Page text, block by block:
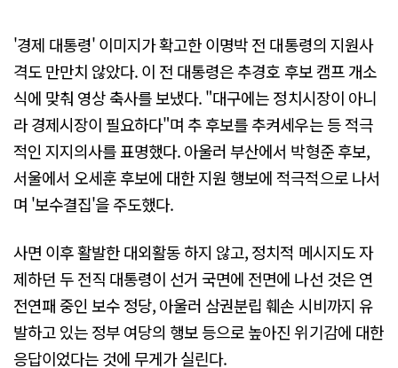
'경제 대통령' 이미지가 확고한 이명박 전 대통령의 지원사
격도 만만치 않았다. 이 전 대통령은 추경호 후보 캠프 개소
식에 맞춰 영상 축사를 보냈다. "대구에는 정치시장이 아니
라 경제시장이 필요하다"며 추 후보를 추켜세우는 등 적극
적인 지지의사를 표명했다. 아울러 부산에서 박형준 후보,
서울에서 오세훈 후보에 대한 지원 행보에 적극적으로 나서
며 '보수결집'을 주도했다.
사면 이후 활발한 대외활동 하지 않고, 정치적 메시지도 자
제하던 두 전직 대통령이 선거 국면에 전면에 나선 것은 연
전연패 중인 보수 정당, 아울러 삼권분립 훼손 시비까지 유
발하고 있는 정부 여당의 행보 등으로 높아진 위기감에 대한
응답이었다는 것에 무게가 실린다.